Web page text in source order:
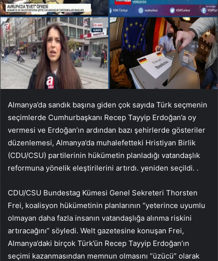
Almanya’da sandık başına giden çok sayıda Türk seçmenin
seçimlerde Cumhurbaşkanı Recep Tayyip Erdoğan’a oy
vermesi ve Erdoğan’ın ardından bazı şehirlerde gösteriler
düzenlemesi, Almanya’da muhalefetteki Hristiyan Birlik
(CDU/CSU) partilerinin hükümetin planladığı vatandaşlık
reformuna yönelik eleştirilerini artırdı. yeniden seçildi. .
CDU/CSU Bundestag Kümesi Genel Sekreteri Thorsten
Frei, koalisyon hükümetinin planlarının “yeterince uyumlu
olmayan daha fazla insanın vatandaşlığa alınma riskini
artıracağını” söyledi. Welt gazetesine konuşan Frei,
Almanya’daki birçok Türk’ün Recep Tayyip Erdoğan’ın
seçimi kazanmasından memnun olmasını “üzücü” olarak